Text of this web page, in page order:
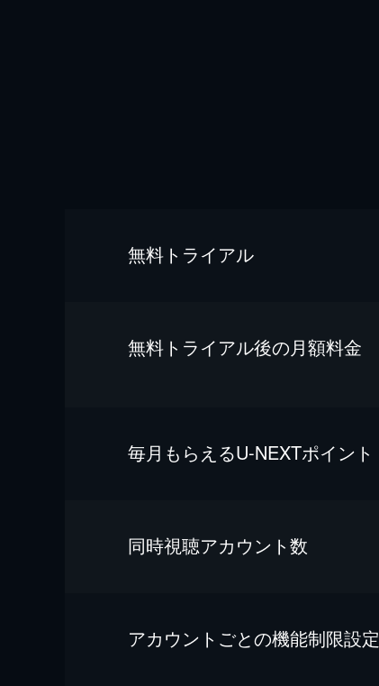
無料トライアル
無料トライアル後の⽉額料金
毎⽉もらえるU-NEXTポイント
同時視聴アカウント数
アカウントごとの機能制限設定